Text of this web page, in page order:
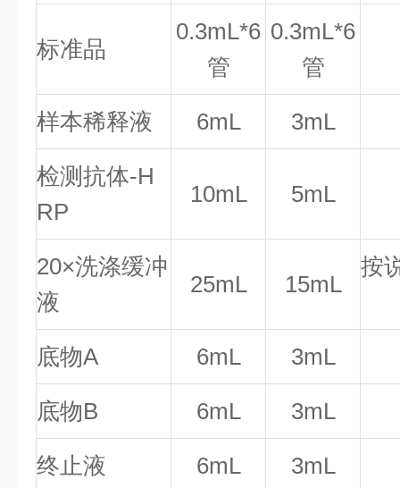
标准品
0.3mL*6
管
0.3mL*6
管
样本稀释液 6mL 3mL
检测抗体-H
RP
10mL 5mL
20×洗涤缓冲
液
25mL 15mL
按
底物A 6mL 3mL
底物B 6mL 3mL
终止液 6mL 3mL